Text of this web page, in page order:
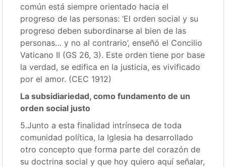
común está siempre orientado hacia el
progreso de las personas: ‘El orden social y su
progreso deben subordinarse al bien de las
personas… y no al contrario’, enseñó el Concilio
Vaticano II (GS 26, 3). Este orden tiene por base
la verdad, se edifica en la justicia, es vivificado
por el amor. (CEC 1912)
La subsidiariedad, como fundamento de un
orden social justo
5.Junto a esta finalidad intrínseca de toda
comunidad política, la Iglesia ha desarrollado
otro concepto que forma parte del corazón de
su doctrina social y que hoy quiero aquí señalar,